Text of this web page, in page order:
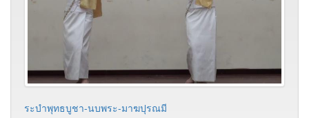
ระบำพุทธบูชา-นบพระ-มาฆปุรณมี